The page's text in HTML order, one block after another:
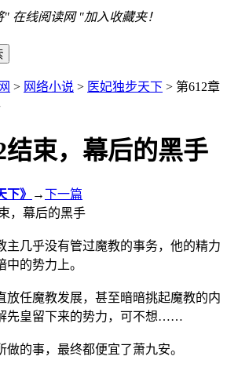
在线阅读网 "加入收藏夹！
> 网络小说 > 医妃独步天下 > 第612章
结束，幕后的黑手
下》 →下一篇
，幕后的黑手
几乎没有管过魔教的事务，他的精力
的势力上。
任魔教发展，甚至暗暗挑起魔教的内
先皇留下来的势力，可不想……
的事，最终都便宜了萧九安。